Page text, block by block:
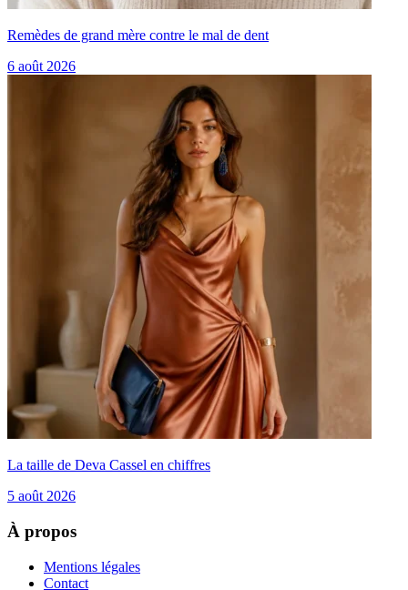
Remèdes de grand mère contre le mal de dent
6 août 2026
La taille de Deva Cassel en chiffres
5 août 2026
À propos
Mentions légales
Contact